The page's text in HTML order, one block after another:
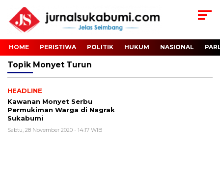
HOME PERISTIWA POLITIK HUKUM NASIONAL
Topik Monyet Turun
HEADLINE
Kawanan Monyet Serbu
Permukiman Warga di Nagrak
Sukabumi
Sabtu, 28 November 2020 - 14:17 WIB